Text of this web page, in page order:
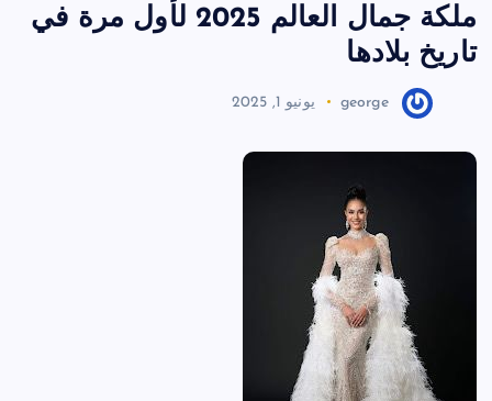
ملكة جمال العالم 2025 لأول مرة في
تاريخ بلادها
george يونيو 1, 2025